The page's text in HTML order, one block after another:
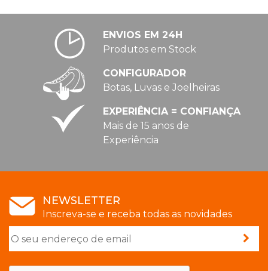
ENVIOS EM 24H
Produtos em Stock
CONFIGURADOR
Botas, Luvas e Joelheiras
EXPERIÊNCIA = CONFIANÇA
Mais de 15 anos de
Experiência
NEWSLETTER
Inscreva-se e receba todas as novidades